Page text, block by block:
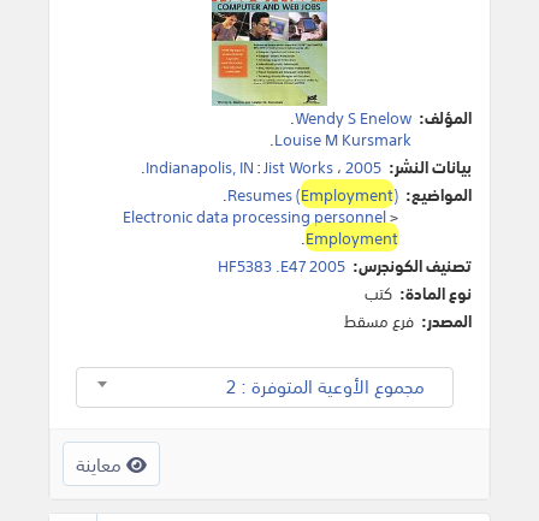
المؤلف: Wendy S Enelow
.
Louise M Kursmark
.
بيانات النشر:
Indianapolis, IN:Jist Works،2005
.
المواضيع:
Resumes (Employment)
.
Electronic data processing personnel>
Employment
.
تصنيف الكونجرس: HF5383 .E47 2005
نوع المادة: كتب
المصدر: فرع مسقط
مجموع الأوعية المتوفرة : 2
معاينة